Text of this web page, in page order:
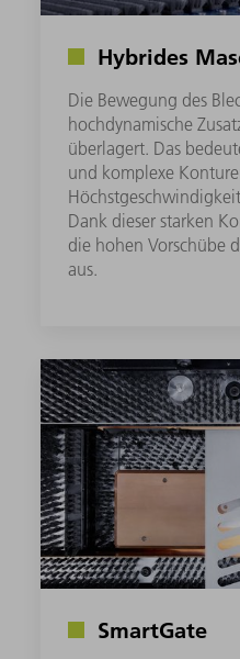
Hybrides
Die Bewegung des
hochdynamische
überlagert. Das
und komplexe
Dank dieser starken
die hohen Vorschübe
aus.
SmartGate